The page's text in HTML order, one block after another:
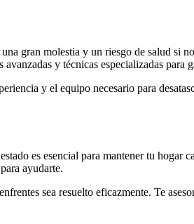
gran molestia y un riesgo de salud si
y técnicas especializadas
y el equipo necesario para
es esencial para mantener tu hogar
ayudarte.
sea resuelto eficazmente. Te